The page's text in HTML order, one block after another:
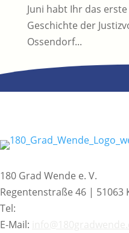
Juni habt Ihr das
Geschichte der
Ossendorf...
180 Grad Wende e. V.
Regentenstraße 46 | 51063
Tel:
E-Mail: